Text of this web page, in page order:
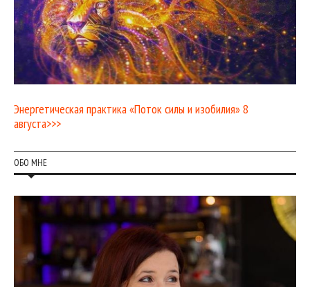
Энергетическая практика «Поток силы и изобилия» 8
августа>>>
ОБО МНЕ